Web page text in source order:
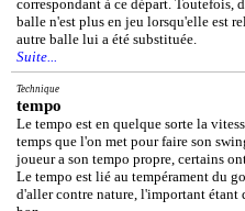
correspondant à ce départ. Toutefois,
balle n'est plus en jeu lorsqu'elle est
autre balle lui a été substituée.
Suite...
Technique
tempo
Le tempo est en quelque sorte la
temps que l'on met pour faire son
joueur a son tempo propre, certains
Le tempo est lié au tempérament du
d'aller contre nature, l'important